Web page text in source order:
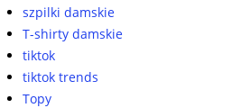
szpilki damskie
T-shirty damskie
tiktok
tiktok trends
Topy